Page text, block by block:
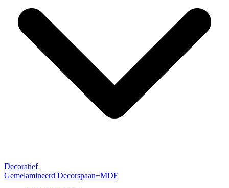
Decoratief
Gemelamineerd Decorspaan+MDF